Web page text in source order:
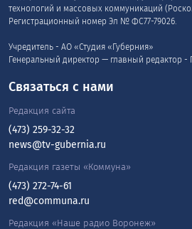
технологий и массовых коммуникаций
Регистрационный номер Эл № ФС77-79026.
Учредитель - АО «Студия «Губерния»
Генеральный директор — главный редактор -
Связаться с нами
Редакция сайта
(473) 259-32-32
news@tv-gubernia.ru
Редакция газеты «Коммуна»
(473) 272-74-61
red@communa.ru
Редакция «Наше радио Воронеж»